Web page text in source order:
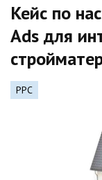
Кейс по
Ads для
PPC